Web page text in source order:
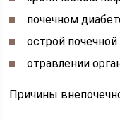
почечном
острой
отравлении
Причины